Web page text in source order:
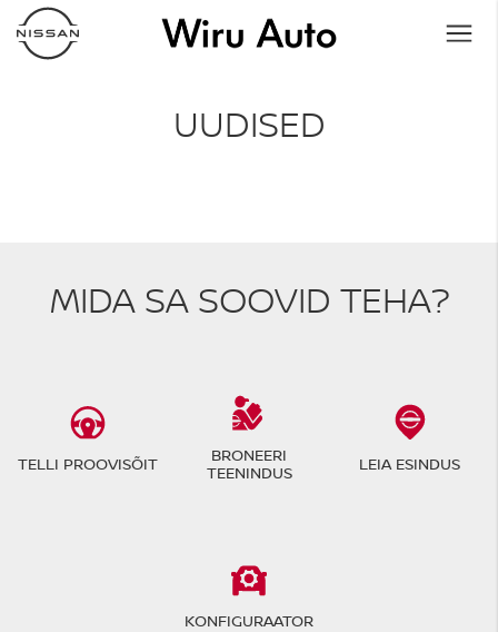
UUDISED
MIDA SA SOOVID TEHA?
TELLI PROOVISÕIT
BRONEERI
TEENINDUS
LEIA ESINDUS
KONFIGURAATOR